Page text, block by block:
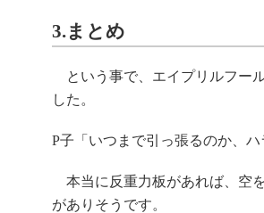
3.まとめ
という事で、エイプリルフー
した。
P子「いつまで引っ張るのか、ハ
本当に反重力板があれば、空
がありそうです。